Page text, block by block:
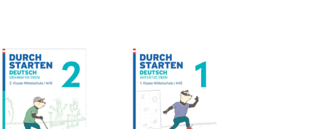
Zur
Wunschliste
hinzufügen
Zur
Wunschliste
hinzufügen